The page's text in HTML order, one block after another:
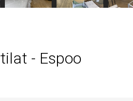
- Espoo